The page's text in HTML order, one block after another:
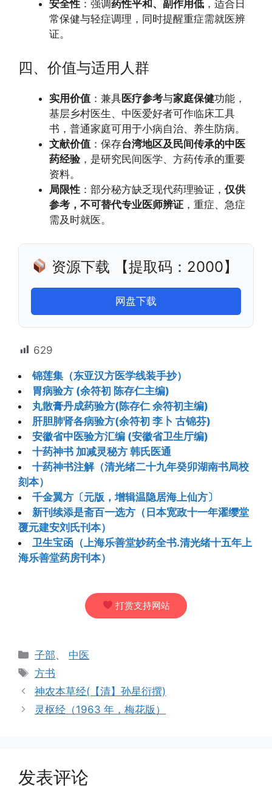
安全性 ：强调药性平和、副作用低 ，适合日
常保健与轻症调理，同时提醒重症需就医辨
证。
四、价值与适用人群
实用价值 ：兼具医疗参考与家庭保健功能，
基层乡村医生、中医爱好者可作临床工具
书，普通家庭可用于小病自治、养生防病。
文献价值 ：保存台湾地区及民间传承的中医
药经验，是研究民间医学、方药传承的重要
资料。
局限性 ：部分秘方缺乏现代药理验证， 仅供
参考，不可替代专业医师辨证 ，重症、急症
需及时就医。
资源下载 【提取码：2000】
网盘下载
629
锦莲集（东亚汉方医学线装手抄）
胃病验方 (余符初 陈存仁主编)
丸散膏丹成药验方(陈存仁 余符初主编)
肝胆肺肾各病验方(余符初 李卜 古锦芬)
安徽省中医验方汇编 (安徽省卫生厅编)
十药神书 加减灵秘方 韩氏医通
十药神书注解（清光绪二十九年癸卯湖南书局校
刻本）
千金翼方〔元版，增辑温隐居海上仙方〕
新刊续添是斋百一选方（日本宽政十一年濯缨堂
覆元建安刘氏刊本）
卫生宝函（上海乐善堂妙药全书.清光绪十五年上
海乐善堂药房刊本）
打赏支持网站
分
类
子部、 中医
标
签
方书
神农本草经(【清】孙星衍撰)
灵枢经（1963 年，梅花版）
发表评论